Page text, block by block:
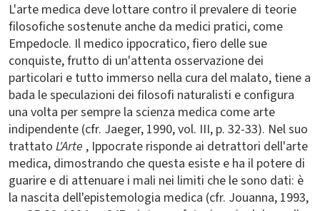
L'arte medica deve lottare contro il prevalere di teorie
filosofiche sostenute anche da medici pratici, come
Empedocle. Il medico ippocratico, fiero delle sue
conquiste, frutto di un'attenta osservazione dei
particolari e tutto immerso nella cura del malato, tiene a
bada le speculazioni dei filosofi naturalisti e configura
una volta per sempre la scienza medica come arte
indipendente (cfr. Jaeger, 1990, vol. III, p. 32-33). Nel suo
trattato L'Arte , Ippocrate risponde ai detrattori dell'arte
medica, dimostrando che questa esiste e ha il potere di
guarire e di attenuare i mali nei limiti che le sono dati: è
la nascita dell'epistemologia medica (cfr. Jouanna, 1993,